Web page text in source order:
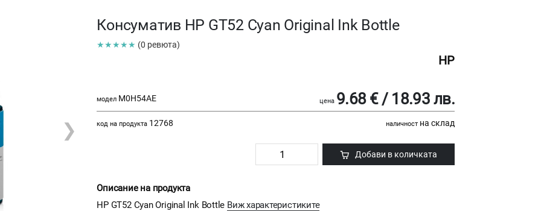
❯
Консуматив HP GT52 Cyan Original Ink Bottle
★★★★★ (0 ревюта)
HP
модел M0H54AE цена 9.68 € / 18.93 лв.
код на продукта 12768 наличност на склад
Добави в количката
Описание на продукта
HP GT52 Cyan Original Ink Bottle Виж характеристиките